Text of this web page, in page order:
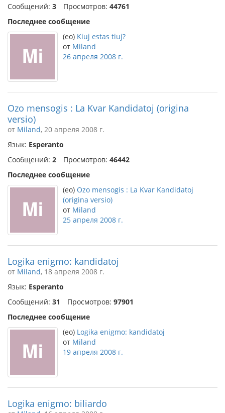
Сообщений: 3 Просмотров: 44761
Последнее сообщение
(eo) Kiuj estas tiuj?
от Miland
26 апреля 2008 г.
Ozo mensogis : La Kvar Kandidatoj (origina
versio)
от Miland, 20 апреля 2008 г.
Язык: Esperanto
Сообщений: 2 Просмотров: 46442
Последнее сообщение
(eo) Ozo mensogis : La Kvar Kandidatoj
(origina versio)
от Miland
25 апреля 2008 г.
Logika enigmo: kandidatoj
от Miland, 18 апреля 2008 г.
Язык: Esperanto
Сообщений: 31 Просмотров: 97901
Последнее сообщение
(eo) Logika enigmo: kandidatoj
от Miland
19 апреля 2008 г.
Logika enigmo: biliardo